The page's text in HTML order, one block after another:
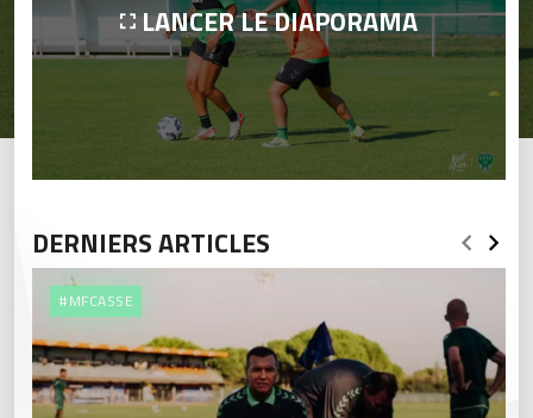
LANCER LE DIAPORAMA
DERNIERS ARTICLES
#MFCASSE